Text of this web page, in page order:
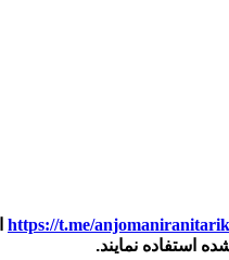
https://t.me/
استفاده نمایند.